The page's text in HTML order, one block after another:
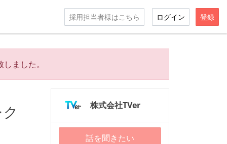
採用担当者様はこちら ログイン 登録
ました。
株式会社TVer
話を聞きたい